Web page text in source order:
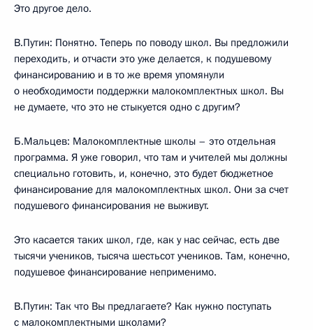
Это другое дело.
В.Путин: Понятно. Теперь по поводу школ. Вы предложили
переходить, и отчасти это уже делается, к подушевому
финансированию и в то же время упомянули
о необходимости поддержки малокомплектных школ. Вы
не думаете, что это не стыкуется одно с другим?
Б.Мальцев: Малокомплектные школы – это отдельная
программа. Я уже говорил, что там и учителей мы должны
специально готовить, и, конечно, это будет бюджетное
финансирование для малокомплектных школ. Они за счет
подушевого финансирования не выживут.
Это касается таких школ, где, как у нас сейчас, есть две
тысячи учеников, тысяча шестьсот учеников. Там, конечно,
подушевое финансирование неприменимо.
В.Путин: Так что Вы предлагаете? Как нужно поступать
с малокомплектными школами?